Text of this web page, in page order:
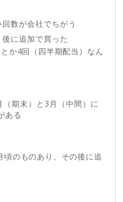
数が会社でちがう
に追加で買った
か4回（四半期配当） なん
期末）と3月（中間）に
ある
頃のものあり、その後に追